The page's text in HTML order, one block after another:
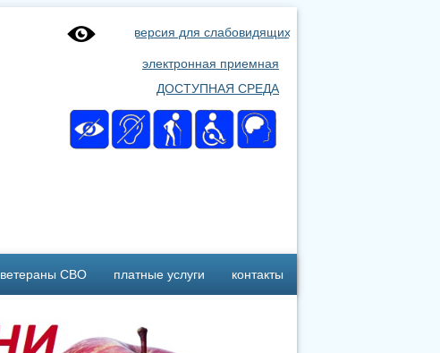
версия для слабовидящих
электронная приемная
ДОСТУПНАЯ СРЕДА
ветераны СВО платные услуги контакты